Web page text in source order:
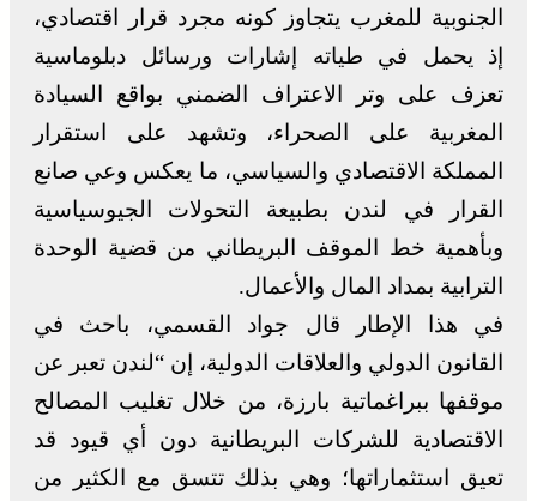
الجنوبية للمغرب يتجاوز كونه مجرد قرار اقتصادي،
إذ يحمل في طياته إشارات ورسائل دبلوماسية
تعزف على وتر الاعتراف الضمني بواقع السيادة
المغربية على الصحراء، وتشهد على استقرار
المملكة الاقتصادي والسياسي، ما يعكس وعي صانع
القرار في لندن بطبيعة التحولات الجيوسياسية
وبأهمية خط الموقف البريطاني من قضية الوحدة
الترابية بمداد المال والأعمال.
في هذا الإطار قال جواد القسمي، باحث في
القانون الدولي والعلاقات الدولية، إن “لندن تعبر عن
موقفها ببراغماتية بارزة، من خلال تغليب المصالح
الاقتصادية للشركات البريطانية دون أي قيود قد
تعيق استثماراتها؛ وهي بذلك تتسق مع الكثير من